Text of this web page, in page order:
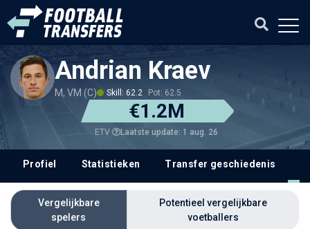
Andrian Kraev
M, VM (C) Skill: 62.2 Pot: 62.5
€1.2M
ETV Laatste update: 1 aug. 26
Profiel Statistieken Transfer geschiedenis
Vergelijkbare
spelers
Potentieel vergelijkbare
voetballers